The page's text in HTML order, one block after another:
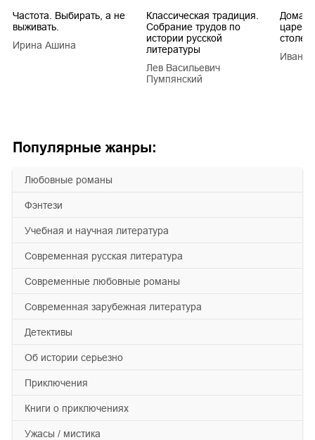
Популярные жанры:
любовные романы
фэнтези
учебная и научная литература
современная русская литература
современные любовные романы
современная зарубежная литература
детективы
об истории серьезно
приключения
книги о приключениях
ужасы / мистика
Частота. Выбирать, а не
выживать.
Ирина Ашина
Классическая традиция.
Собрание трудов по
истории русской
литературы
Лев Васильевич
Пумпянский
царей
Иван